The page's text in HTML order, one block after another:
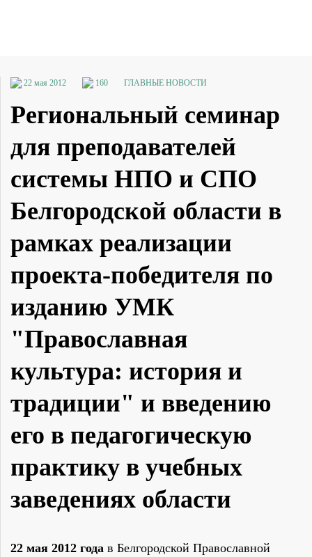
22 мая 2012 160 ГЛАВНЫЕ НОВОСТИ
Региональный семинар
для преподавателей
системы НПО и СПО
Белгородской области в
рамках реализации
проекта-победителя по
изданию УМК
"Православная
культура: история и
традиции" и введению
его в педагогическую
практику в учебных
заведениях области
22 мая 2012 года в Белгородской Православной